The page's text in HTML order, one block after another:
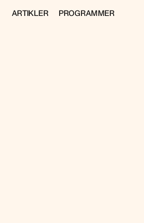
ARTIKLER PROGRAMMER